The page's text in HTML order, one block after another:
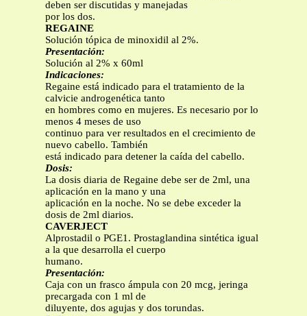
deben ser discutidas y manejadas
por los dos.
REGAINE
Solución tópica de minoxidil al 2%.
Presentación:
Solución al 2% x 60ml
Indicaciones:
Regaine está indicado para el tratamiento de la
calvicie androgenética tanto
en hombres como en mujeres. Es necesario por lo
menos 4 meses de uso
continuo para ver resultados en el crecimiento de
nuevo cabello. También
está indicado para detener la caída del cabello.
Dosis:
La dosis diaria de Regaine debe ser de 2ml, una
aplicación en la mano y una
aplicación en la noche. No se debe exceder la
dosis de 2ml diarios.
CAVERJECT
Alprostadil o PGE1. Prostaglandina sintética igual
a la que desarrolla el cuerpo
humano.
Presentación:
Caja con un frasco ámpula con 20 mcg, jeringa
precargada con 1 ml de
diluyente, dos agujas y dos torundas.